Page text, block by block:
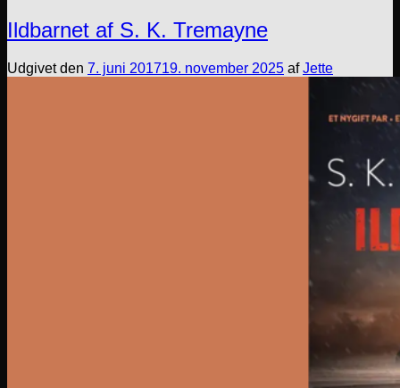
Ildbarnet af S. K. Tremayne
Udgivet den 7. juni 201719. november 2025 afJette